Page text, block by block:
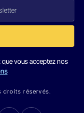
vous acceptez nos
droits réservés.